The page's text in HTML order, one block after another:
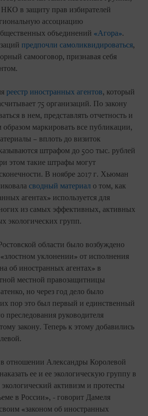
в защиту прав избирателей
ассоциацию
объединений «Агора».
предпочли самоликвидироваться,
самооговор, признавая себя
реестр иностранных агентов, который
75 организаций. По закону
в нем, представлять отчетность и
маркировать все публикации,
– вплоть до визиток
штрафом до 500 тыс. рублей
этом такие штрафы могут
В ноябре 2017 г. Хьюман
сводный материал о том, как
агентах» используется для
из самых эффективных, активных
экологических групп.
области было возбуждено
уклонении» от исполнения
об иностранных агентах» в
местной правозащитницы
но через год дело было
пор это был первый и единственный
преследования руководителя
закону. Теперь к этому добавились
отношении Александры Королевой
ее и ее экологическую группу в
активизм и протесты
в России», - говорит Дамеля
«законом об иностранных